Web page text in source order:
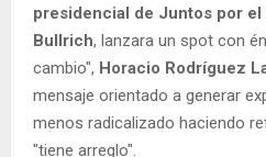
presidencial de Juntos por el
Bullrich, lanzara un spot con
cambio", Horacio Rodríguez
mensaje orientado a generar
menos radicalizado haciendo
"tiene arreglo".